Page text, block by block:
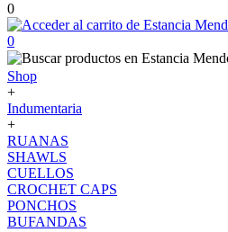
0
0
Shop
+
Indumentaria
+
RUANAS
SHAWLS
CUELLOS
CROCHET CAPS
PONCHOS
BUFANDAS